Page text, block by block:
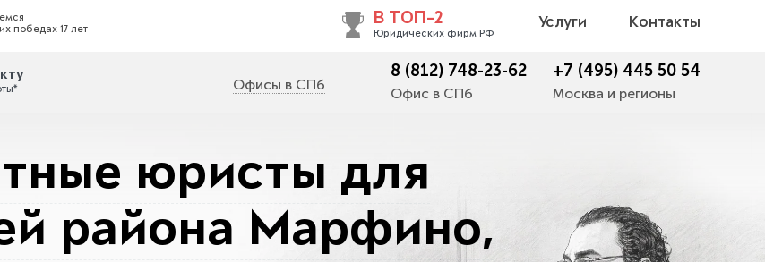
победах 17 лет
Услуги Контакты
В ТОП-2
Юридических фирм РФ
Офисы в СПб
8 (812) 748-23-62
Офис в СПб
+7 (495) 445 50 54
Москва и регионы
юристы для
района Марфино,